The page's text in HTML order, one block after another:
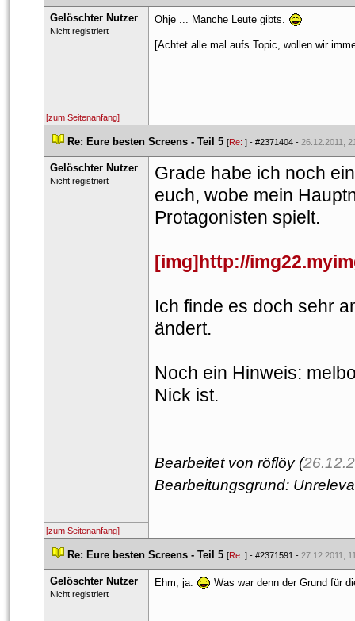
Gelöschter Nutzer
Nicht registriert
Ohje ... Manche Leute gibts.
[Achtet alle mal aufs Topic, wollen wir
[zum Seitenanfang]
Re: Eure besten Screens - Teil 5 [Re: ] - #2371404 - 26.12.2011,
Gelöschter Nutzer
Nicht registriert
Grade habe ich noch
euch, wobe mein
Protagonisten spielt.
[img]http://
Ich finde es doch sehr
ändert.
Noch ein Hinweis:
Nick ist.
Bearbeitet von röflöy (
Bearbeitungsgrund:
[zum Seitenanfang]
Re: Eure besten Screens - Teil 5 [Re: ] - #2371591 - 27.12.2011,
Gelöschter Nutzer
Nicht registriert
Ehm, ja. Was war denn der Grund für